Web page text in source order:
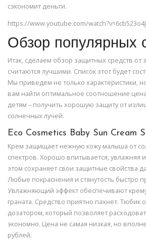
сэкономит деньги.
https://www.youtube.com/
Обзор популярных
Итак, сделаем обзор защитных средств от
считаются лучшими. Список этот будет
Мы приведем не только характеристики,
вам найти оптимальное соотношение
детям – получить хорошую защиту от
солнечных лучей.
Eco Cosmetics Baby Sun Cream
Крем защищает нежную кожу малыша от
спектров. Хорошо впитывается, увлажняя
этом сохраняет свои защитные свойства
Любые покраснения и стянутость быстро
Увлажняющий эффект обеспечивают
граната. Средство приятно пахнет. Тюбик
дозатором, который позволяет
экономно. Цена не самая низкая, но
рублей.